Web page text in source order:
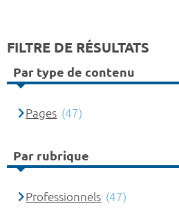
FILTRE DE RÉSULTATS
Par type de contenu
Pages (47)
Par rubrique
Professionnels (47)